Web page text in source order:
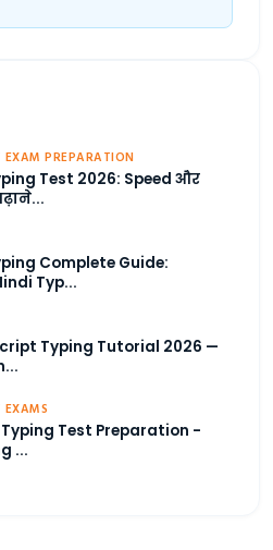
EXAM PREPARATION
Test 2026: Speed और
Complete Guide:
Typ...
Typing Tutorial 2026 —
EXAMS
Test Preparation -
...